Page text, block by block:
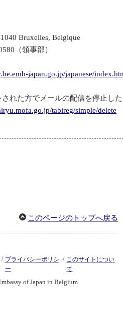
Bruxelles, Belgique
（領事部）
japan.go.jp/japanese/
れた方でメールの配信を停止し
tabireg/simple/delete
このページのトップへ戻る
/ プライバシーポリシ
ー
/ このサイトについ
て
of Japan in Belgium